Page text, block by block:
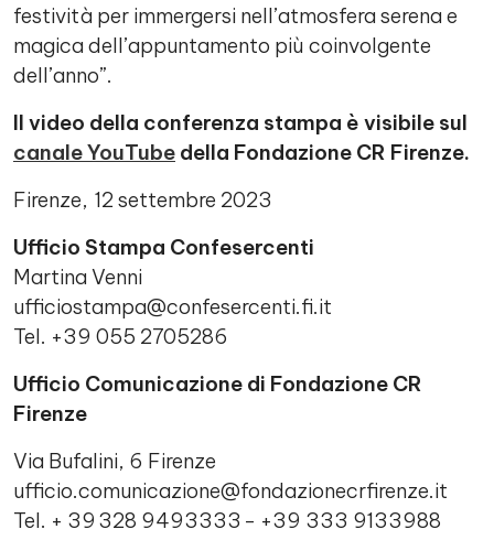
festività per immergersi nell’atmosfera serena e
magica dell’appuntamento più coinvolgente
dell’anno”.
Il video della conferenza stampa è visibile sul
canale YouTube della Fondazione CR Firenze.
Firenze, 12 settembre 2023
Ufficio Stampa Confesercenti
Martina Venni
ufficiostampa@confesercenti.fi.it
Tel. +39 055 2705286
Ufficio Comunicazione di Fondazione CR
Firenze
Via Bufalini, 6 Firenze
ufficio.comunicazione@fondazionecrfirenze.it
Tel. + 39 328 9493333 - +39 333 9133988